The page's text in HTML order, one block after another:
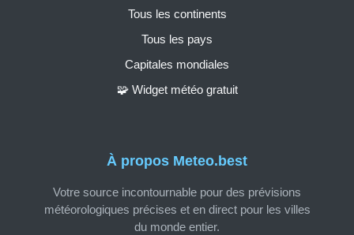
À propos Meteo.best
Votre source incontournable pour des prévisions
météorologiques précises et en direct pour les villes
du monde entier.
Tous les continents
Tous les pays
Capitales mondiales
🧩 Widget météo gratuit